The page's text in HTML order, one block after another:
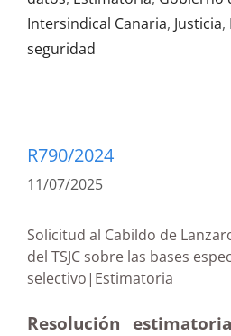
Intersindical Canaria, Justicia,
seguridad
R790/2024
11/07/2025
Solicitud al Cabildo de
del TSJC sobre las bases
Resolución